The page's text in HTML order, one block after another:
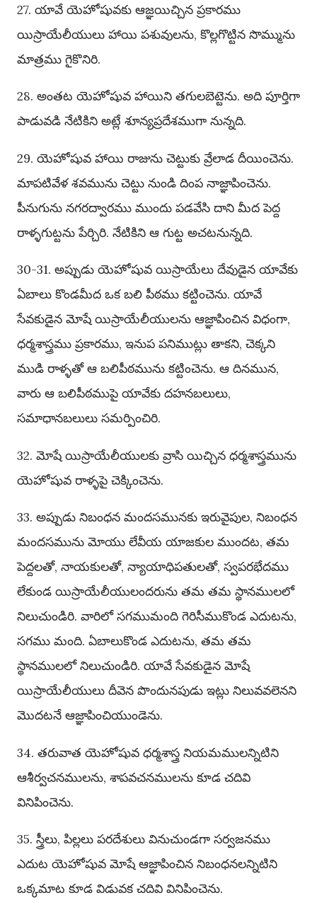
27. యావే యెహోషువకు ఆజ్ఞయిచ్చిన ప్రకారము
యిస్రాయేలీయులు హాయి పశువులను, కొల్లగొట్టిన సొమ్మును
మాత్రము గైకొనిరి.
28. అంతట యెహోషువ హాయిని తగులబెట్టెను. అది పూర్తిగా
పాడువడి నేటికిని అట్లే శూన్యప్రదేశముగా నున్నది.
29. యెహోషువ హాయి రాజును చెట్టుకు వ్రేలాడ దీయించెను.
మాపటివేళ శవమును చెట్టు నుండి దింప నాజ్ఞాపించెను.
పీనుగును నగరద్వారము ముందు పడవేసి దాని మీద పెద్ద
రాళ్ళగుట్టను పేర్చిరి. నేటికిని ఆ గుట్ట అచటనున్నది.
30-31. అప్పుడు యెహోషువ యిస్రాయేలు దేవుడైన యావేకు
ఏబాలు కొండమీద ఒక బలి పీఠము కట్టించెను. యావే
సేవకుడైన మోషే యిస్రాయేలీయులను ఆజ్ఞాపించిన విధంగా,
ధర్మశాస్త్రము ప్రకారము, ఇనుప పనిముట్లు తాకని, చెక్కని
ముడి రాళ్ళతో ఆ బలిపీఠమును కట్టించెను. ఆ దినమున,
వారు ఆ బలిపీఠముపై యావేకు దహనబలులు,
సమాధానబలులు సమర్పించిరి.
32. మోషే యిస్రాయేలీయులకు వ్రాసి యిచ్చిన ధర్మశాస్త్రమును
యెహోషువ రాళ్ళపై చెక్కించెను.
33. అప్పుడు నిబంధన మందసమునకు ఇరువైపుల, నిబంధన
మందసమును మోయు లేవీయ యాజకుల ముందట, తమ
పెద్దలతో, నాయకులతో, న్యాయాధిపతులతో, స్వపరభేదము
లేకుండ యిస్రాయేలీయులందరును తమ తమ స్థానములలో
నిలుచుండిరి. వారిలో సగముమంది గెరిసీముకొండ ఎదుటను,
సగము మంది. ఏబాలుకొండ ఎదుటను, తమ తమ
స్థానములలో నిలుచుండిరి. యావే సేవకుడైన మోషే
యిస్రాయేలీయులు దీవెన పొందునపుడు ఇట్లు నిలువవలెనని
మొదటనే ఆజ్ఞాపించియుండెను.
34. తరువాత యెహోషువ ధర్మశాస్త్ర నియమములన్నిటిని
ఆశీర్వచనములను, శాపవచనములను కూడ చదివి
వినిపించెను.
35. స్త్రీలు, పిల్లలు పరదేశులు వినుచుండగా సర్వజనము
ఎదుట యెహోషువ మోషే ఆజ్ఞాపించిన నిబంధనలన్నిటిని
ఒక్కమాట కూడ విడువక చదివి వినిపించెను.